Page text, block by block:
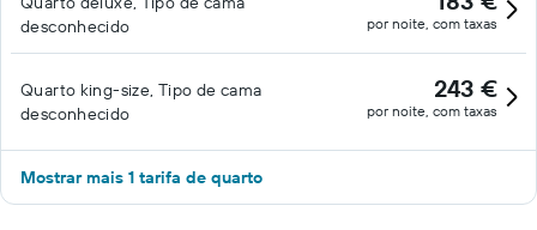
desconhecido
por noite, com taxas
Quarto king-size, Tipo de cama
desconhecido
243 €
por noite, com taxas
Mostrar mais 1 tarifa de quarto